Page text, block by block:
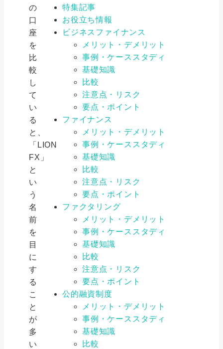
の
口
座
を
比
較
し
て
い
る
と、
「LION
FX」
と
い
う
名
前
を
目
に
す
る
こ
と
が
多
い
特集記事
お役立ち情報
ビジネスファイナンス
メリット・デメリット
事例・ケーススタディ
基礎知識
比較
注意点・リスク
要点・ポイント
ファイナンス
メリット・デメリット
事例・ケーススタディ
基礎知識
比較
注意点・リスク
要点・ポイント
ファクタリング
メリット・デメリット
事例・ケーススタディ
基礎知識
比較
注意点・リスク
要点・ポイント
公的融資制度
メリット・デメリット
事例・ケーススタディ
基礎知識
比較